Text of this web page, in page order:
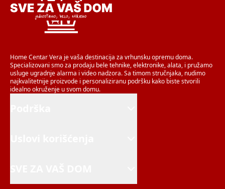
Home Centar Vera je vaša destinacija za vrhunsku opremu doma.
Specializovani smo za prodaju bele tehnike, elektronike, alata, i pružamo
usluge ugradnje alarma i video nadzora. Sa timom stručnjaka, nudimo
najkvalitetnije proizvode i personaliziranu podršku kako biste stvorili
idealno okruženje u svom domu.